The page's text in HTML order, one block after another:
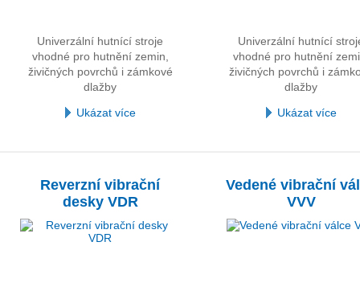
Univerzální hutnící stroje
vhodné pro hutnění zemin,
živičných povrchů i zámkové
dlažby
Ukázat více
Univerzální hutnící
vhodné pro hutnění
živičných povrchů i
dlažby
Ukázat více
Reverzní vibrační
desky VDR
Vedené vibrační
VVV